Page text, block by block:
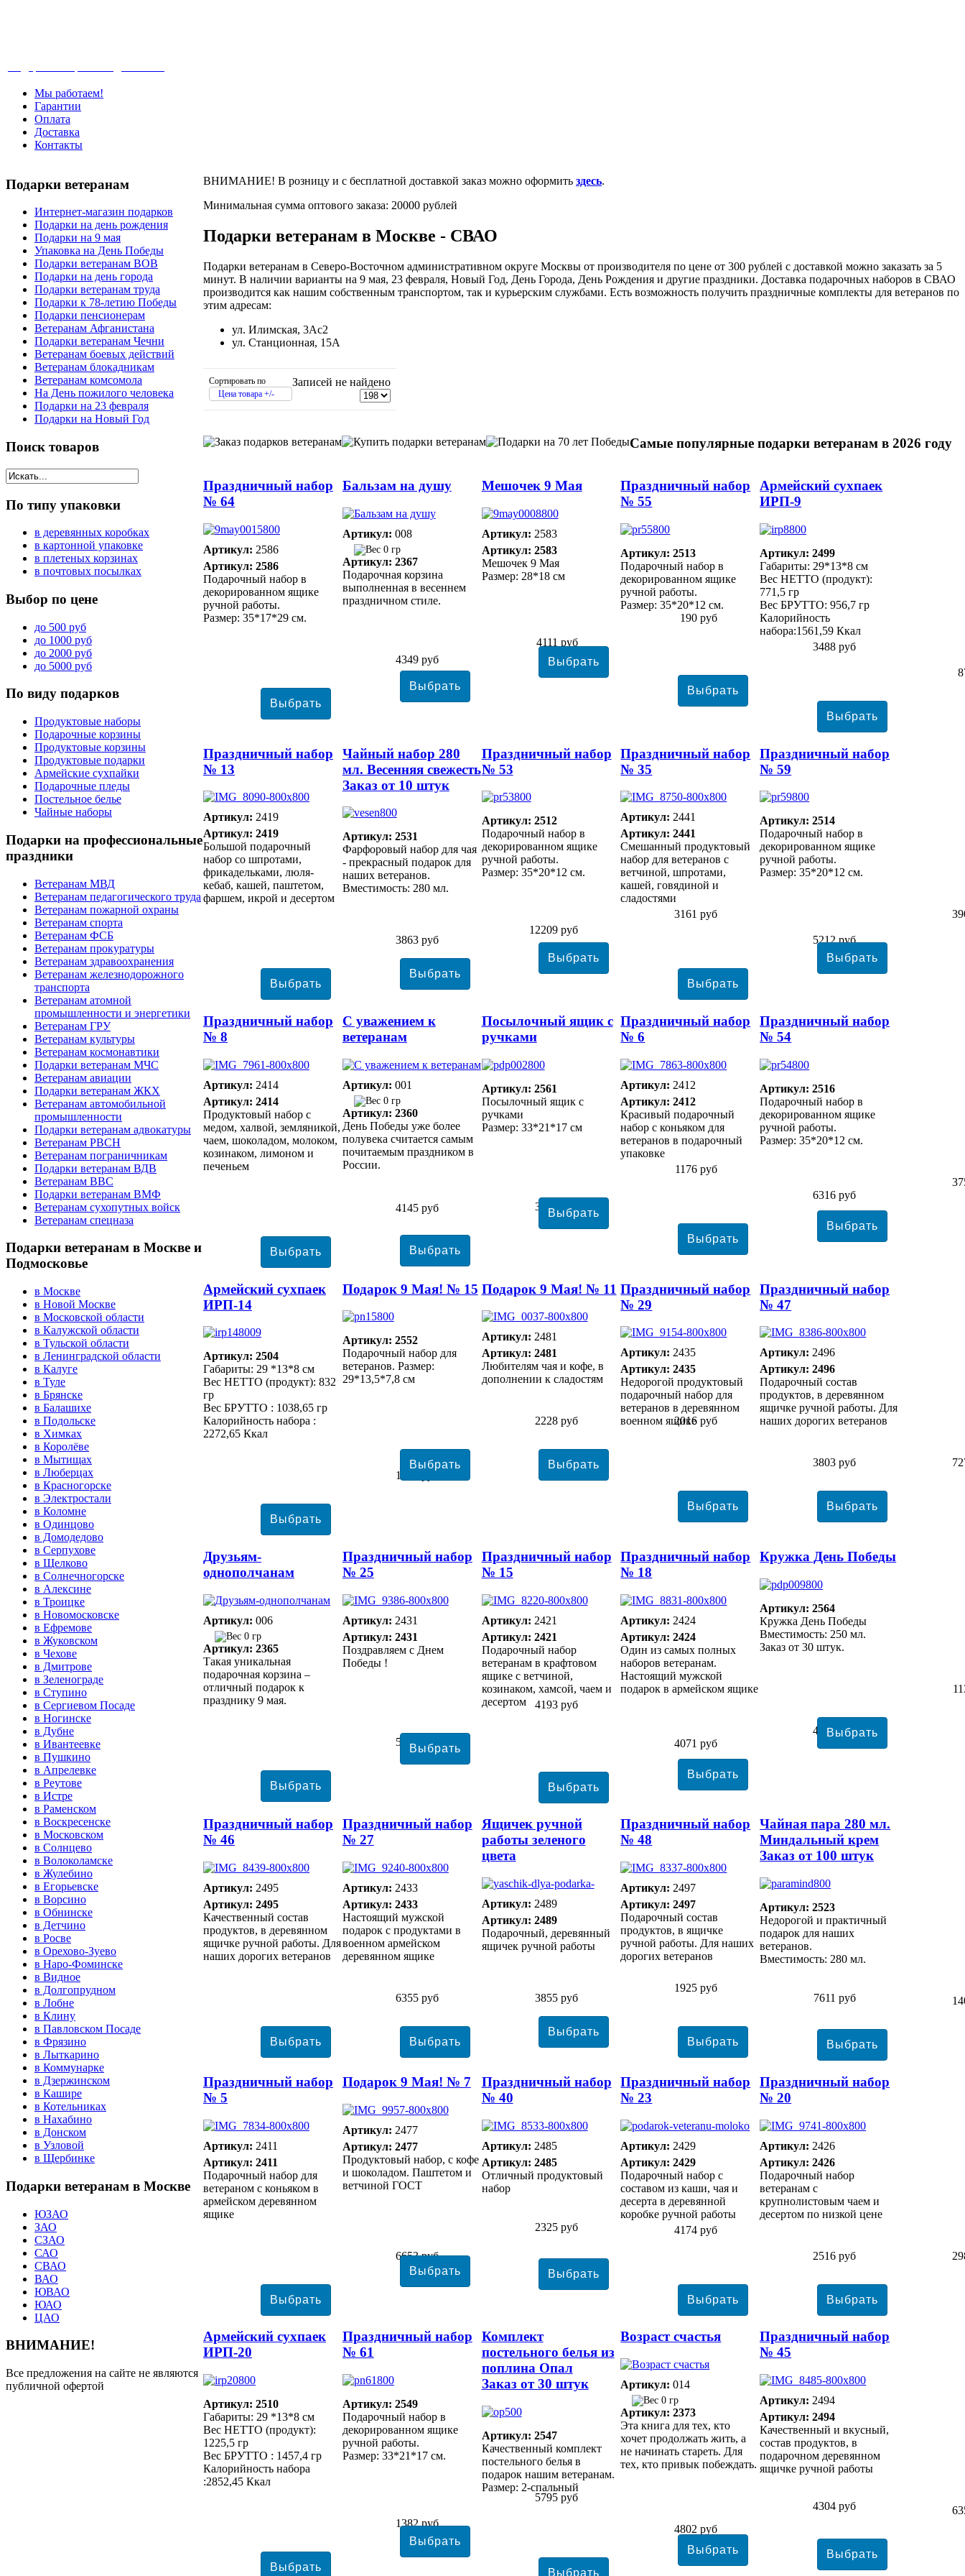
Мы работаем!
Гарантии
Оплата
Доставка
Контакты
ВНИМАНИЕ! В розницу и с бесплатной доставкой заказ можно оформить здесь.
Минимальная сумма оптового заказа: 20000 рублей
Подарки ветеранам в Москве - СВАО
Подарки ветеранам в Северо-Восточном административном округе Москвы от производителя по цене от 300 рублей с доставкой можно заказать за 5
минут. В наличии варианты на 9 мая, 23 февраля, Новый Год, День Города, День Рождения и другие праздники. Доставка подарочных наборов в СВАО
производится как нашим собственным транспортом, так и курьерским службами. Есть возможность получить праздничные комплекты для ветеранов по
этим адресам:
ул. Илимская, 3Ас2
ул. Станционная, 15А
Сортировать по
Цена товара +/-
Записей не найдено
Самые популярные подарки ветеранам в 2026 году
Праздничный набор
№ 64
Артикул: 2586
Артикул: 2586
Подарочный набор в
декорированном ящике
ручной работы.
Размер: 35*17*29 см.
4349 руб
Бальзам на душу
Артикул: 008
0 гр
Артикул: 2367
Подарочная корзина
выполненная в весеннем
праздничном стиле.
4111 руб
Мешочек 9 Мая
Артикул: 2583
Артикул: 2583
Мешочек 9 Мая
Размер: 28*18 см
190 руб
Праздничный набор
№ 55
Артикул: 2513
Подарочный набор в
декорированном ящике
ручной работы.
Размер: 35*20*12 см.
3488 руб
Армейский сухпаек
ИРП-9
Артикул: 2499
Габариты: 29*13*8 см
Вес НЕТТО (продукт):
771,5 гр
Вес БРУТТО: 956,7 гр
Калорийность
набора:1561,59 Ккал
Праздничный набор
№ 13
Артикул: 2419
Артикул: 2419
Большой подарочный
набор со шпротами,
фрикадельками, люля-
кебаб, кашей, паштетом,
фаршем, икрой и десертом
3863 руб
Чайный набор 280
мл. Весенняя свежесть
Заказ от 10 штук
Артикул: 2531
Фарфоровый набор для чая
- прекрасный подарок для
наших ветеранов.
Вместимость: 280 мл.
12209 руб
Праздничный набор
№ 53
Артикул: 2512
Подарочный набор в
декорированном ящике
ручной работы.
Размер: 35*20*12 см.
3161 руб
Праздничный набор
№ 35
Артикул: 2441
Артикул: 2441
Смешанный продуктовый
набор для ветеранов с
ветчиной, шпротами,
кашей, говядиной и
сладостями
5212 руб
Праздничный набор
№ 59
Артикул: 2514
Подарочный набор в
декорированном ящике
ручной работы.
Размер: 35*20*12 см.
Праздничный набор
№ 8
Артикул: 2414
Артикул: 2414
Продуктовый набор с
медом, халвой, земляникой,
чаем, шоколадом, молоком,
козинаком, лимоном и
печеньем
4145 руб
С уважением к
ветеранам
Артикул: 001
0 гр
Артикул: 2360
День Победы уже более
полувека считается самым
почитаемым праздником в
России.
3941 руб
Посылочный ящик с
ручками
Артикул: 2561
Посылочный ящик с
ручками
Размер: 33*21*17 см
1176 руб
Праздничный набор
№ 6
Артикул: 2412
Артикул: 2412
Красивый подарочный
набор с коньяком для
ветеранов в подарочный
упаковке
6316 руб
Праздничный набор
№ 54
Артикул: 2516
Подарочный набор в
декорированном ящике
ручной работы.
Размер: 35*20*12 см.
Армейский сухпаек
ИРП-14
Артикул: 2504
Габариты: 29 *13*8 см
Вес НЕТТО (продукт): 832
гр
Вес БРУТТО : 1038,65 гр
Калорийность набора :
2272,65 Ккал
1046 руб
Подарок 9 Мая! № 15
Артикул: 2552
Подарочный набор для
ветеранов. Размер:
29*13,5*7,8 см
2228 руб
Подарок 9 Мая! № 11
Артикул: 2481
Артикул: 2481
Любителям чая и кофе, в
дополнении к сладостям
2016 руб
Праздничный набор
№ 29
Артикул: 2435
Артикул: 2435
Недорогой продуктовый
подарочный набор для
ветеранов в деревянном
военном ящике
3803 руб
Праздничный набор
№ 47
Артикул: 2496
Артикул: 2496
Подарочный состав
продуктов, в деревянном
ящичке ручной работы. Для
наших дорогих ветеранов
Друзьям-
однополчанам
Артикул: 006
0 гр
Артикул: 2365
Такая уникальная
подарочная корзина –
отличный подарок к
празднику 9 мая.
5663 руб
Праздничный набор
№ 25
Артикул: 2431
Артикул: 2431
Поздравляем с Днем
Победы !
4193 руб
Праздничный набор
№ 15
Артикул: 2421
Артикул: 2421
Подарочный набор
ветеранам в крафтовом
ящике с ветчиной,
козинаком, хамсой, чаем и
десертом
4071 руб
Праздничный набор
№ 18
Артикул: 2424
Артикул: 2424
Один из самых полных
наборов ветеранам.
Настоящий мужской
подарок в армейском ящике
4442 руб
Кружка День Победы
Артикул: 2564
Кружка День Победы
Вместимость: 250 мл.
Заказ от 30 штук.
Праздничный набор
№ 46
Артикул: 2495
Артикул: 2495
Качественный состав
продуктов, в деревянном
ящичке ручной работы. Для
наших дорогих ветеранов
6355 руб
Праздничный набор
№ 27
Артикул: 2433
Артикул: 2433
Настоящий мужской
подарок с продуктами в
военном армейском
деревянном ящике
3855 руб
Ящичек ручной
работы зеленого
цвета
Артикул: 2489
Артикул: 2489
Подарочный, деревянный
ящичек ручной работы
1925 руб
Праздничный набор
№ 48
Артикул: 2497
Артикул: 2497
Подарочный состав
продуктов, в ящичке
ручной работы. Для наших
дорогих ветеранов
7611 руб
Чайная пара 280 мл.
Миндальный крем
Заказ от 100 штук
Артикул: 2523
Недорогой и практичный
подарок для наших
ветеранов.
Вместимость: 280 мл.
Праздничный набор
№ 5
Артикул: 2411
Артикул: 2411
Подарочный набор для
ветераном с коньяком в
армейском деревянном
ящике
6653 руб
Подарок 9 Мая! № 7
Артикул: 2477
Артикул: 2477
Продуктовый набор, с кофе
и шоколадом. Паштетом и
ветчиной ГОСТ
2325 руб
Праздничный набор
№ 40
Артикул: 2485
Артикул: 2485
Отличный продуктовый
набор
4174 руб
Праздничный набор
№ 23
Артикул: 2429
Артикул: 2429
Подарочный набор с
составом из каши, чая и
десерта в деревянной
коробке ручной работы
2516 руб
Праздничный набор
№ 20
Артикул: 2426
Артикул: 2426
Подарочный набор
ветеранам с
крупнолистовым чаем и
десертом по низкой цене
Армейский сухпаек
ИРП-20
Артикул: 2510
Габариты: 29 *13*8 см
Вес НЕТТО (продукт):
1225,5 гр
Вес БРУТТО : 1457,4 гр
Калорийность набора
:2852,45 Ккал
1382 руб
Праздничный набор
№ 61
Артикул: 2549
Подарочный набор в
декорированном ящике
ручной работы.
Размер: 33*21*17 см.
5795 руб
Комплект
постельного белья из
поплина Опал
Заказ от 30 штук
Артикул: 2547
Качественный комплект
постельного белья в
подарок нашим ветеранам.
Размер: 2-спальный
4802 руб
Возраст счастья
Артикул: 014
0 гр
Артикул: 2373
Эта книга для тех, кто
хочет продолжать жить, а
не начинать стареть. Для
тех, кто привык побеждать.
4304 руб
Праздничный набор
№ 45
Артикул: 2494
Артикул: 2494
Качественный и вкусный,
состав продуктов, в
подарочном деревянном
ящичке ручной работы
Подарки ветеранам
Интернет-магазин подарков
Подарки на день рождения
Подарки на 9 мая
Упаковка на День Победы
Подарки ветеранам ВОВ
Подарки на день города
Подарки ветеранам труда
Подарки к 78-летию Победы
Подарки пенсионерам
Ветеранам Афганистана
Подарки ветеранам Чечни
Ветеранам боевых действий
Ветеранам блокадникам
Ветеранам комсомола
На День пожилого человека
Подарки на 23 февраля
Подарки на Новый Год
Поиск товаров
По типу упаковки
в деревянных коробках
в картонной упаковке
в плетеных корзинах
в почтовых посылках
Выбор по цене
до 500 руб
до 1000 руб
до 2000 руб
до 5000 руб
По виду подарков
Продуктовые наборы
Подарочные корзины
Продуктовые корзины
Продуктовые подарки
Армейские сухпайки
Подарочные пледы
Постельное белье
Чайные наборы
Подарки на профессиональные
праздники
Ветеранам МВД
Ветеранам педагогического труда
Ветеранам пожарной охраны
Ветеранам спорта
Ветеранам ФСБ
Ветеранам прокуратуры
Ветеранам здравоохранения
Ветеранам железнодорожного
транспорта
Ветеранам атомной
промышленности и энергетики
Ветеранам ГРУ
Ветеранам культуры
Ветеранам космонавтики
Подарки ветеранам МЧС
Ветеранам авиации
Подарки ветеранам ЖКХ
Ветеранам автомобильной
промышленности
Подарки ветеранам адвокатуры
Ветеранам РВСН
Ветеранам пограничникам
Подарки ветеранам ВДВ
Ветеранам ВВС
Подарки ветеранам ВМФ
Ветеранам сухопутных войск
Ветеранам спецназа
Подарки ветеранам в Москве и
Подмосковье
в Москве
в Новой Москве
в Московской области
в Калужской области
в Тульской области
в Ленинградской области
в Калуге
в Туле
в Брянске
в Балашихе
в Подольске
в Химках
в Королёве
в Мытищах
в Люберцах
в Красногорске
в Электростали
в Коломне
в Одинцово
в Домодедово
в Серпухове
в Щелково
в Солнечногорске
в Алексине
в Троицке
в Новомосковске
в Ефремове
в Жуковском
в Чехове
в Дмитрове
в Зеленограде
в Ступино
в Сергиевом Посаде
в Ногинске
в Дубне
в Ивантеевке
в Пушкино
в Апрелевке
в Реутове
в Истре
в Раменском
в Воскресенске
в Московском
в Солнцево
в Волоколамске
в Жулебино
в Егорьевске
в Ворсино
в Обнинске
в Детчино
в Росве
в Орехово-Зуево
в Наро-Фоминске
в Видное
в Долгопрудном
в Лобне
в Клину
в Павловском Посаде
в Фрязино
в Лыткарино
в Коммунарке
в Дзержинском
в Кашире
в Котельниках
в Нахабино
в Донском
в Узловой
в Щербинке
Подарки ветеранам в Москве
ЮЗАО
ЗАО
СЗАО
САО
СВАО
ВАО
ЮВАО
ЮАО
ЦАО
ВНИМАНИЕ!
Все предложения на сайте не являются
публичной офертой